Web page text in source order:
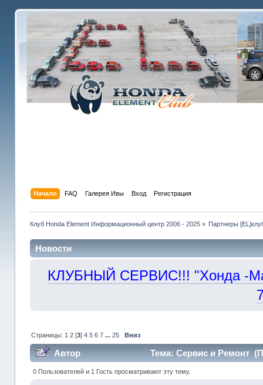
Начало FAQ Галерея Ивы Вход Регистрация
Клуб Honda Element Информационный центр 2006 - 2025» Партнеры
Новости
КЛУБНЫЙ СЕРВИС!!! "Хонда -
Страницы: 1 2[3] 4 5 6 7 ... 25 Вниз
Автор Тема: Сервис и Ремонт
0 Пользователей и 1 Гость просматривают эту тему.